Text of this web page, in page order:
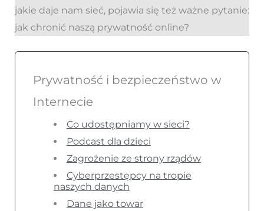
jakie daje nam sieć, pojawia się też ważne pytanie:
jak chronić naszą prywatność online?
Prywatność i bezpieczeństwo w
Internecie
Co udostępniamy w sieci?
Podcast dla dzieci
Zagrożenie ze strony rządów
Cyberprzestępcy na tropie
naszych danych
Dane jako towar